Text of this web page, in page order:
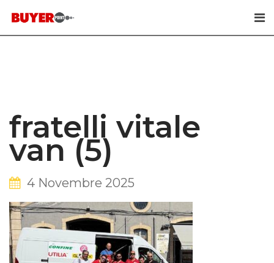
to
fratelli vitale
van (5)
4 Novembre 2025